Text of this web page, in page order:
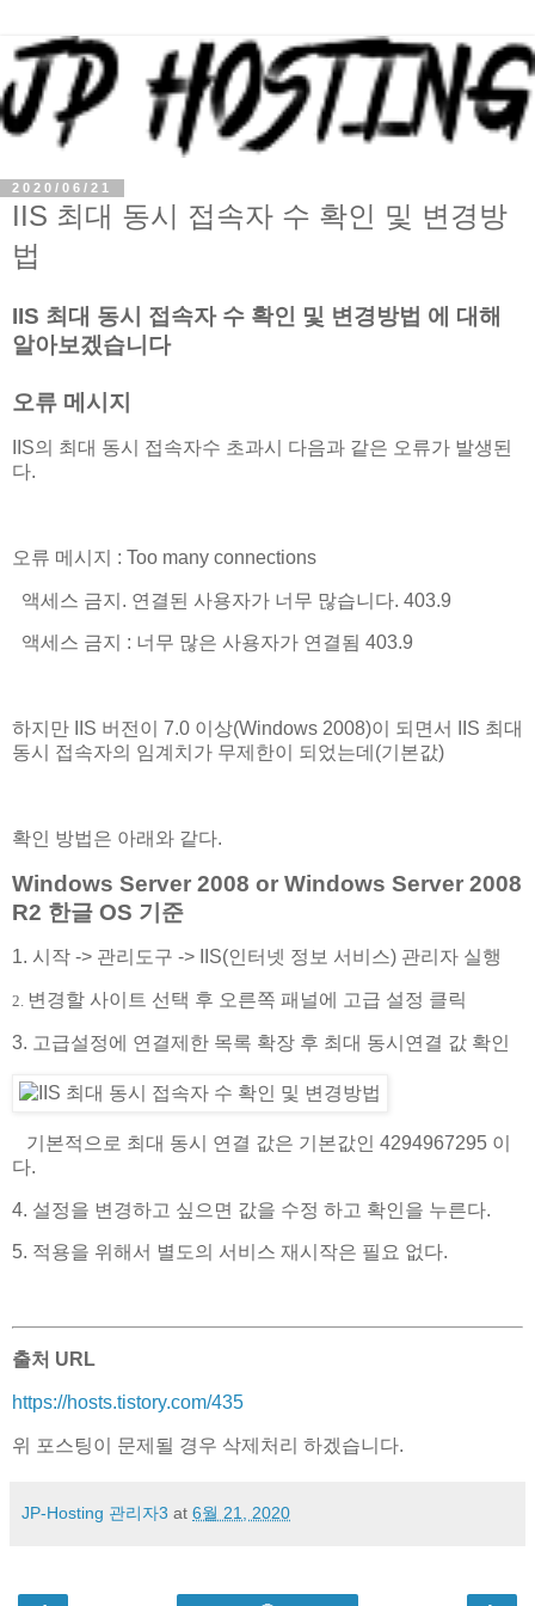
2020/06/21
IIS 최대 동시 접속자 수 확인 및 변경방
법
IIS 최대 동시 접속자 수 확인 및 변경방법 에 대해
알아보겠습니다
오류 메시지
IIS의 최대 동시 접속자수 초과시 다음과 같은 오류가 발생된
다.
오류 메시지 : Too many connections
액세스 금지. 연결된 사용자가 너무 많습니다. 403.9
액세스 금지 : 너무 많은 사용자가 연결됨 403.9
하지만 IIS 버전이 7.0 이상(Windows 2008)이 되면서 IIS 최대
동시 접속자의 임계치가 무제한이 되었는데(기본값)
확인 방법은 아래와 같다.
Windows Server 2008 or Windows Server 2008
R2 한글 OS 기준
1. 시작 -> 관리도구 -> IIS(인터넷 정보 서비스) 관리자 실행
2. 변경할 사이트 선택 후 오른쪽 패널에 고급 설정 클릭
3. 고급설정에 연결제한 목록 확장 후 최대 동시연결 값 확인
기본적으로 최대 동시 연결 값은 기본값인 4294967295 이
다.
4. 설정을 변경하고 싶으면 값을 수정 하고 확인을 누른다.
5. 적용을 위해서 별도의 서비스 재시작은 필요 없다.
출처 URL
https://hosts.tistory.com/435
위 포스팅이 문제될 경우 삭제처리 하겠습니다.
JP-Hosting 관리자3 at 6월 21, 2020